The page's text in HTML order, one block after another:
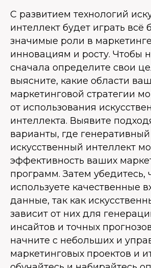
С развитием технологий
интеллект будет играть всё
значимые роли в
инновациям и росту. Чтобы
сначала определите свои
выясните, какие области
маркетинговой стратегии
от использования
интеллекта. Выявите
варианты, где генеративный
искусственный интеллект
эффективность ваших
программ. Затем убедитесь,
используете качественные
данные, так как
зависит от них для
инсайтов и точных
начните с небольших и
маркетинговых проектов и